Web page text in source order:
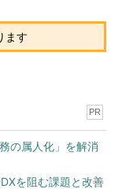
ます
PR
の属人化」を解消
を阻む課題と改善